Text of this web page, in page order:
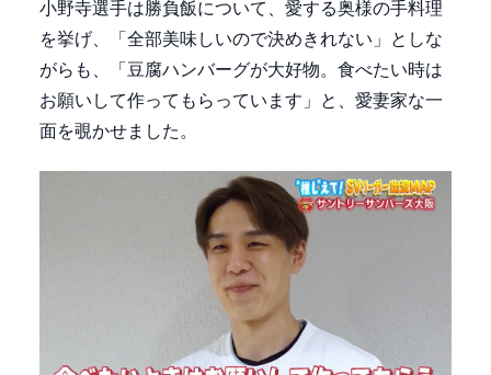
小野寺選手は勝負飯について、愛する奥様の手料理
を挙げ、「全部美味しいので決めきれない」としな
がらも、「豆腐ハンバーグが大好物。食べたい時は
お願いして作ってもらっています」と、愛妻家な一
面を覗かせました。